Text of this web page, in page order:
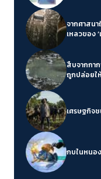
จากศาสนาถึงสินค้
เหลวของ
สืบจากกา
ถูกปล่อยใ
เศรษฐกิจช
กบในหนอ